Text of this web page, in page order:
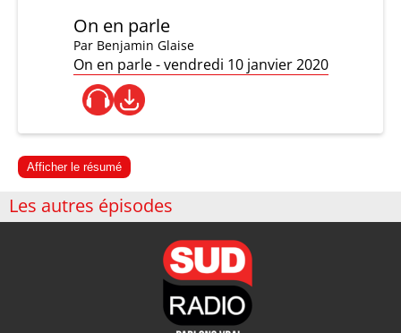
On en parle
Par Benjamin Glaise
On en parle - vendredi 10 janvier 2020
Afficher le résumé
Les autres épisodes